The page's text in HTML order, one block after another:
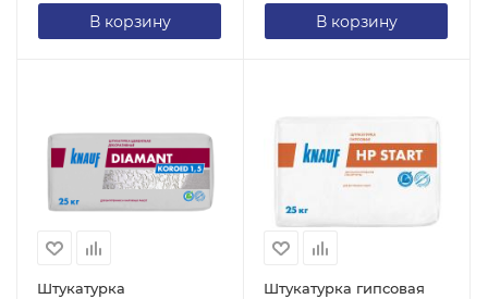
В корзину В корзину
Штукатурка
Штукатурка гипсовая